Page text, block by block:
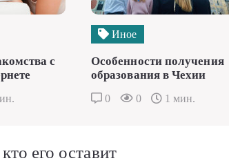
с
Иное
Особенности получения
образования в Чехии
0 0 1 мин.
его оставит